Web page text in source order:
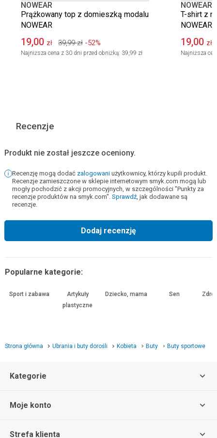
NOWEAR
Prążkowany top z domieszką modalu
NOWEAR
19,00 zł 39,99 zł -52%
Najniższa cena z 30 dni przed obniżką: 39,99 zł
NOWEAR
T-shirt z
NOWEAR
19,00 zł
Najniższa
Recenzje
Produkt nie został jeszcze oceniony.
Recenzję mogą dodać zalogowani użytkownicy, którzy kupili produkt.
Recenzje zamieszczone w sklepie internetowym smyk.com mogą lub
mogły pochodzić z akcji promocyjnych, w szczególności "Punkty za
recenzje produktów na smyk.com". Sprawdź, jak dodawane są
recenzje.
Dodaj recenzję
Popularne kategorie:
Sport i zabawa
Artykuły
plastyczne
Dziecko, mama Sen
Strona główna Ubrania i buty dorośli Kobieta Buty Buty sportowe
Kategorie
Moje konto
Strefa klienta